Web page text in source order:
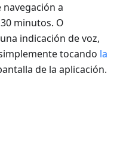
a
minutos. O
indicación de voz,
tocando la
de la aplicación.